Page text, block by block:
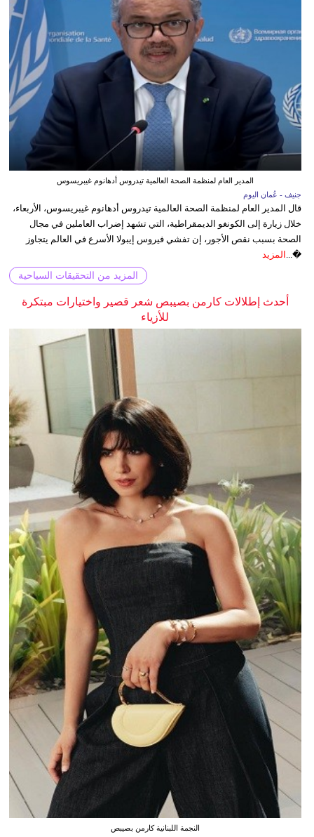
المدير العام لمنظمة الصحة العالمية تيدروس أدهانوم غيبريسوس
جنيف - عُمان اليوم
قال المدير العام لمنظمة الصحة العالمية تيدروس أدهانوم غيبريسوس، الأربعاء،
خلال زيارة إلى الكونغو الديمقراطية، التي تشهد إضراب العاملين في مجال
الصحة بسبب نقص الأجور، إن تفشي فيروس إيبولا الأسرع في العالم يتجاوز
�... المزيد
المزيد من التحقيقات السياحية
أحدث إطلالات كارمن بصيبص شعر قصير واختيارات مبتكرة
للأزياء
النجمة اللبنانية كارمن بصيبص